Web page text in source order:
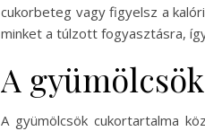
cukorbeteg vagy figyelsz a
minket a túlzott fogyasztásra,
A
A gyümölcsök cukortartalma